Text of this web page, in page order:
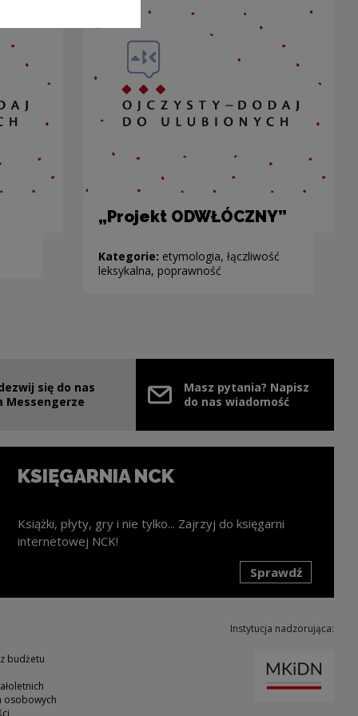
„Projekt ODWŁÓCZNY”
Kategorie: etymologia, łączliwość
leksykalna, poprawność
się do nas
Messengerze
zostanie otwarty w nowym oknie
Masz pytania? Napisz
do nas wiadomość
KSIĘGARNIA NCK
Książki, płyty, gry i nie tylko... Zajrzyj do księgarni
internetowej NCK!
Sprawdź
budżetu
osobowych
Instytucja nadzorująca: